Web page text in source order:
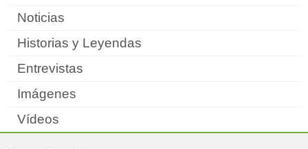
Noticias
Historias y Leyendas
Entrevistas
Imágenes
Vídeos